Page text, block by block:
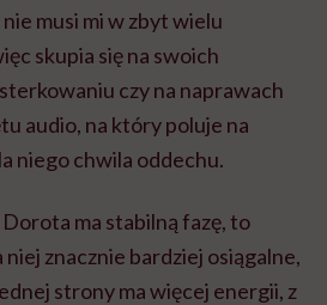
musi mi w zbyt wielu
skupia się na swoich
czy na naprawach
audio, na który poluje na
niego chwila oddechu.
ma stabilną fazę, to
znacznie bardziej osiągalne,
strony ma więcej energii, z